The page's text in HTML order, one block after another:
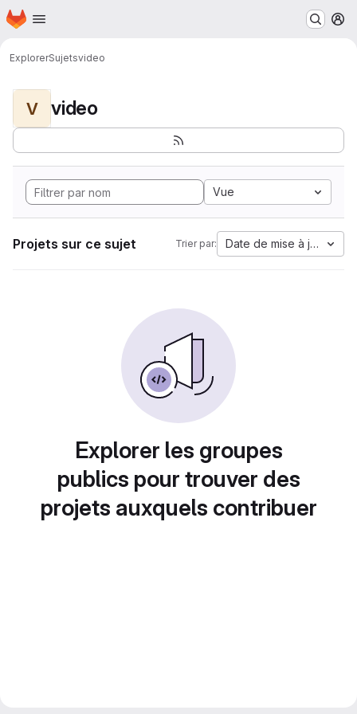
Passer au contenu principal
Page d'accueil
ExplorerSujetsvideo
V video
Vue
Projets sur ce sujet Trier par: Date de mise à jour
Explorer les groupes
publics pour trouver des
projets auxquels contribuer